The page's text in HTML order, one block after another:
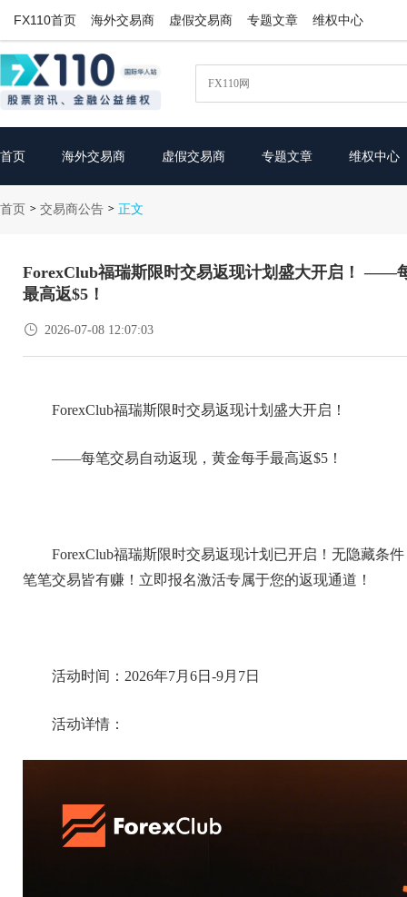
FX110首页 海外交易商 虚假交易商 专题文章 维权中心
首页 海外交易商 虚假交易商 专题文章 维权中心
首页 > 交易商公告 > 正文
ForexClub福瑞斯限时交易返现计划盛大开启！ ——
最高返$5！
 2026-07-08 12:07:03
ForexClub福瑞斯限时交易返现计划盛大开启！
——每笔交易自动返现，黄金每手最高返$5！
ForexClub福瑞斯限时交易返现计划已开启！无隐藏条
笔笔交易皆有赚！立即报名激活专属于您的返现通道！
活动时间：2026年7月6日-9月7日
活动详情：